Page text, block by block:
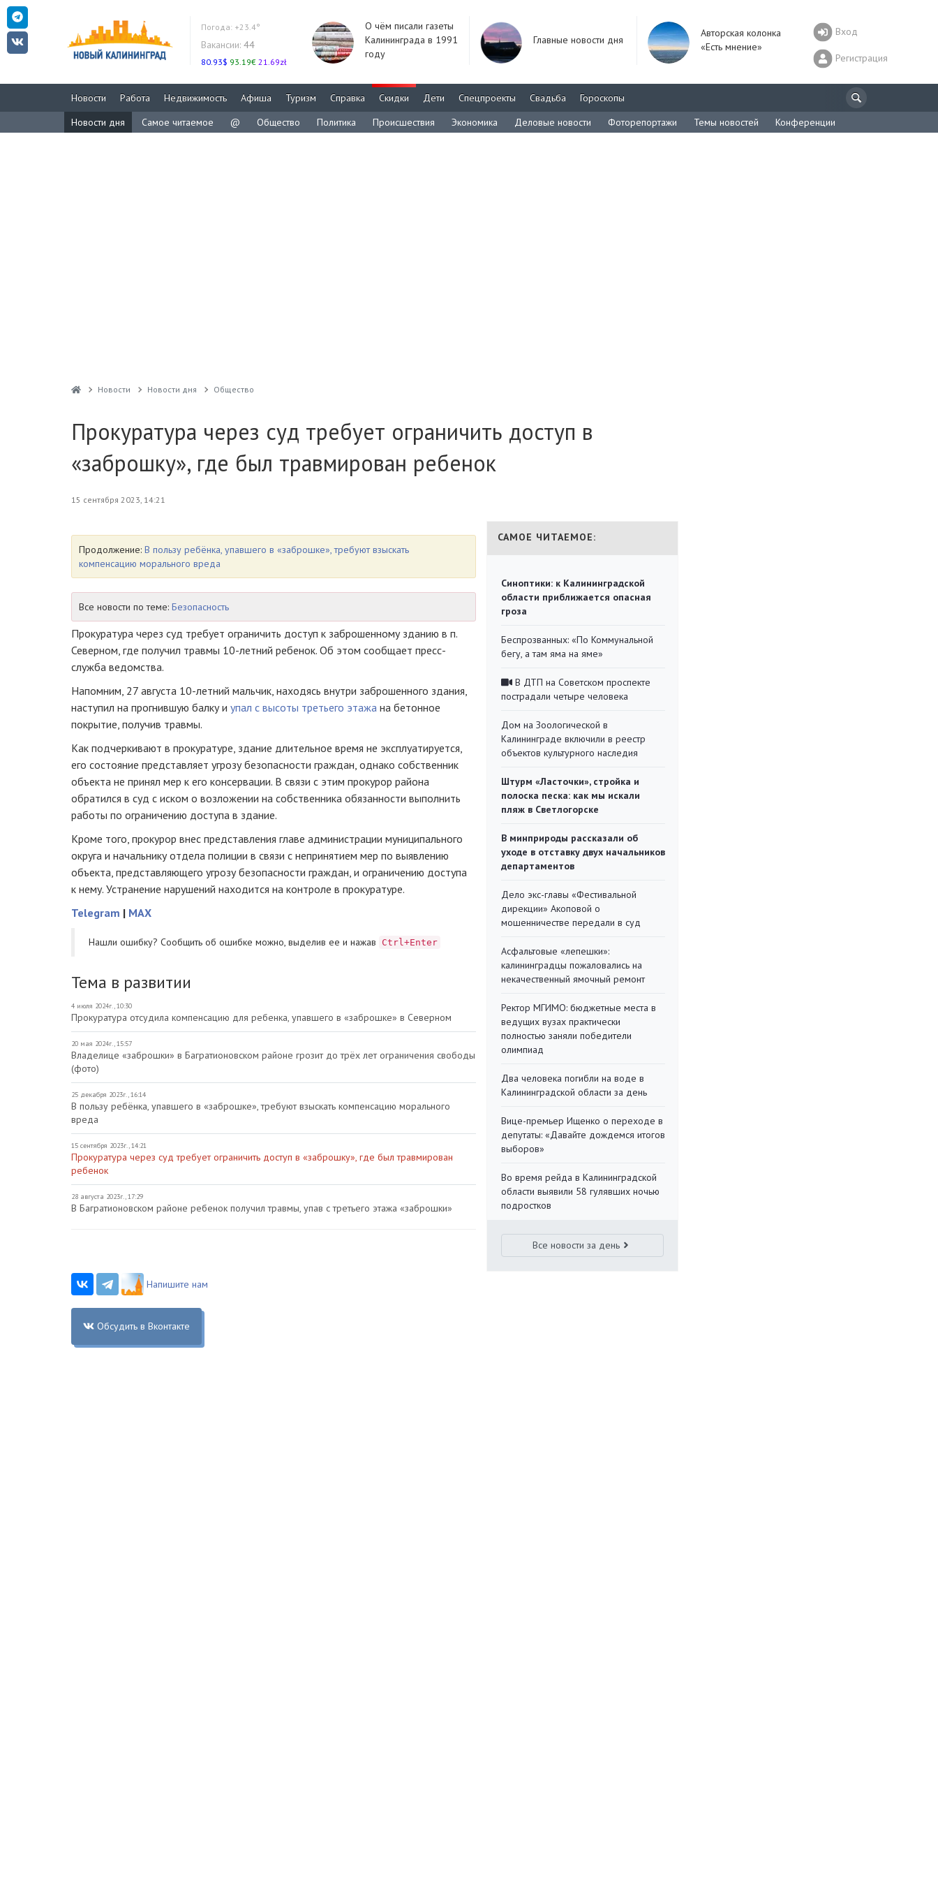
Погода: +23.4°
Вакансии: 44
80.93$ 93.19€ 21.69zł
О чём писали газеты
Калининграда в 1991
году
Главные новости дня
Авторская колонка
«Есть мнение»
Вход
Регистрация
Новости Работа Недвижимость Афиша Туризм Справка Скидки Дети Спецпроекты Свадьба
Гороскопы
Новости дня
Самое читаемое @ Общество Политика Происшествия Экономика Деловые новости Фоторепортажи Темы новостей Конференции
Новости Новости дня Общество
Прокуратура через суд требует ограничить доступ в
«заброшку», где был травмирован ребенок
15 сентября 2023, 14:21
Продолжение: В пользу ребёнка, упавшего в «заброшке», требуют взыскать
компенсацию морального вреда
Все новости по теме: Безопасность
Прокуратура через суд требует ограничить доступ к заброшенному зданию в п.
Северном, где получил травмы 10-летний ребенок. Об этом сообщает пресс-
служба ведомства.
Напомним, 27 августа 10-летний мальчик, находясь внутри заброшенного здания,
наступил на прогнившую балку и упал с высоты третьего этажа на бетонное
покрытие, получив травмы.
Как подчеркивают в прокуратуре, здание длительное время не эксплуатируется,
его состояние представляет угрозу безопасности граждан, однако собственник
объекта не принял мер к его консервации. В связи с этим прокурор района
обратился в суд с иском о возложении на собственника обязанности выполнить
работы по ограничению доступа в здание.
Кроме того, прокурор внес представления главе администрации муниципального
округа и начальнику отдела полиции в связи с непринятием мер по выявлению
объекта, представляющего угрозу безопасности граждан, и ограничению доступа
к нему. Устранение нарушений находится на контроле в прокуратуре.
Telegram | MAX
Нашли ошибку? Cообщить об ошибке можно, выделив ее и нажав Ctrl+Enter
Тема в развитии
4 июля 2024г., 10:30
Прокуратура отсудила компенсацию для ребенка, упавшего в «заброшке» в Северном
20 мая 2024г., 15:57
Владелице «заброшки» в Багратионовском районе грозит до трёх лет ограничения свободы
(фото)
25 декабря 2023г., 16:14
В пользу ребёнка, упавшего в «заброшке», требуют взыскать компенсацию морального
вреда
15 сентября 2023г., 14:21
Прокуратура через суд требует ограничить доступ в «заброшку», где был травмирован
ребенок
28 августа 2023г., 17:29
В Багратионовском районе ребенок получил травмы, упав с третьего этажа «заброшки»
Напишите нам
Обсудить в Вконтакте
САМОЕ ЧИТАЕМОЕ:
Синоптики: к Калининградской
области приближается опасная
гроза
Беспрозванных: «По Коммунальной
бегу, а там яма на яме»
В ДТП на Советском проспекте
пострадали четыре человека
Дом на Зоологической в
Калининграде включили в реестр
объектов культурного наследия
Штурм «Ласточки», стройка и
полоска песка: как мы искали
пляж в Светлогорске
В минприроды рассказали об
уходе в отставку двух начальников
департаментов
Дело экс-главы «Фестивальной
дирекции» Акоповой о
мошенничестве передали в суд
Асфальтовые «лепешки»:
калининградцы пожаловались на
некачественный ямочный ремонт
Ректор МГИМО: бюджетные места в
ведущих вузах практически
полностью заняли победители
олимпиад
Два человека погибли на воде в
Калининградской области за день
Вице-премьер Ищенко о переходе в
депутаты: «Давайте дождемся итогов
выборов»
Во время рейда в Калининградской
области выявили 58 гулявших ночью
подростков
Все новости за день